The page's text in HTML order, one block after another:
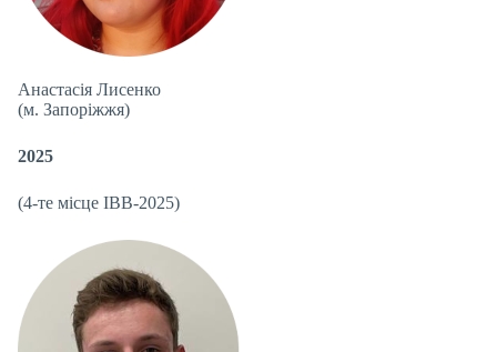
Анастасія Лисенко
(м. Запоріжжя)
2025
(4-те місце IBB-2025)